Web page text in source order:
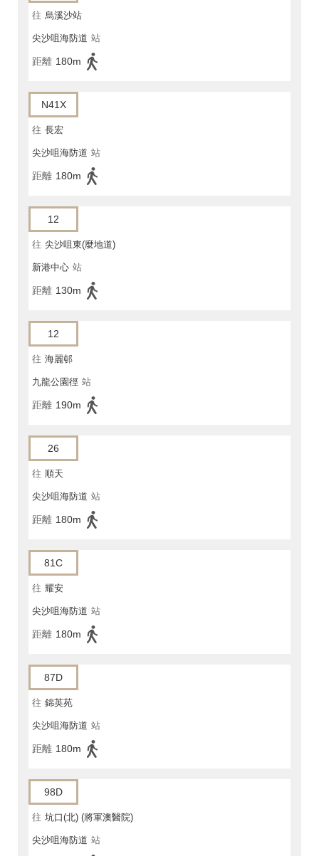
往 烏溪沙站
尖沙咀海防道 站
距離 180m
N41X
往 長宏
尖沙咀海防道 站
距離 180m
12
往 尖沙咀東(麼地道)
新港中心 站
距離 130m
12
往 海麗邨
九龍公園徑 站
距離 190m
26
往 順天
尖沙咀海防道 站
距離 180m
81C
往 耀安
尖沙咀海防道 站
距離 180m
87D
往 錦英苑
尖沙咀海防道 站
距離 180m
98D
往 坑口(北) (將軍澳醫院)
尖沙咀海防道 站